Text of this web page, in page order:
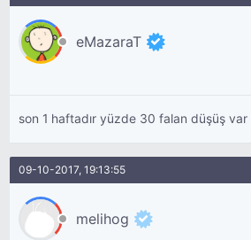
eMazaraT
son 1 haftadır yüzde 30 falan düşüş
09-10-2017, 19:13:55
melihog